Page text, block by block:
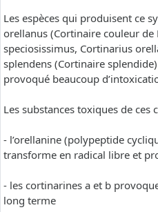
Les espèces qui produisent ce
orellanus (Cortinaire couleur de
speciosissimus, Cortinarius
splendens (Cortinaire
provoqué beaucoup
Les substances toxiques de ces
- l’orellanine (polypeptide
transforme en radical libre et
- les cortinarines a et b
long terme